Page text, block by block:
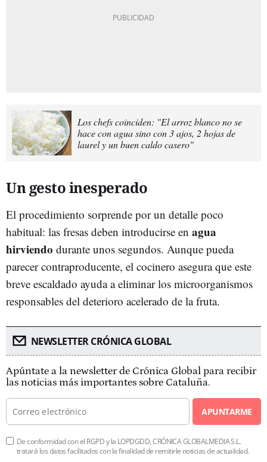
Los chefs coinciden: "El arroz blanco no se
hace con agua sino con 3 ajos, 2 hojas de
laurel y un buen caldo casero"
Un gesto inesperado
El procedimiento sorprende por un detalle poco
habitual: las fresas deben introducirse en agua
hirviendo durante unos segundos. Aunque pueda
parecer contraproducente, el cocinero asegura que este
breve escaldado ayuda a eliminar los microorganismos
responsables del deterioro acelerado de la fruta.
NEWSLETTER CRÓNICA GLOBAL
Apúntate a la newsletter de Crónica Global para recibir
las noticias más importantes sobre Cataluña.
APUNTARME
De conformidad con el RGPD y la LOPDGDD, CRÓNICA GLOBALMEDIA S.L.
tratará los datos facilitados con la finalidad de remitirle noticias de actualidad.